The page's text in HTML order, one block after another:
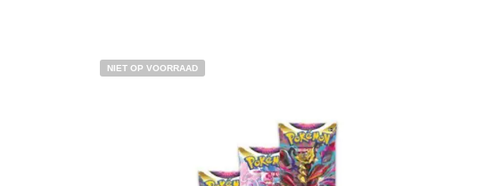
NIET OP VOORRAAD